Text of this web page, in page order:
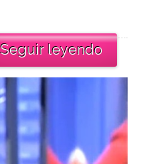
Seguir leyendo